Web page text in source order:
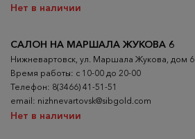
Нет в наличии
САЛОН НА МАРШАЛА ЖУКОВА 6
Нижневартовск, ул. Маршала Жукова, дом 6
Время работы: с 10-00 до 20-00
Телефон: 8(3466) 41-51-51
email: nizhnevartovsk@sibgold.com
Нет в наличии